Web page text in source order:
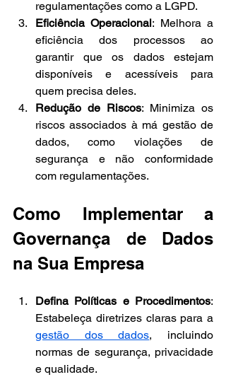
regulamentações como a LGPD.
Eficiência Operacional: Melhora a
eficiência dos processos ao
garantir que os dados estejam
disponíveis e acessíveis para
quem precisa deles.
Redução de Riscos: Minimiza os
riscos associados à má gestão de
dados, como violações de
segurança e não conformidade
com regulamentações.
Como Implementar a
Governança de Dados
na Sua Empresa
Defina Políticas e Procedimentos:
gestão dos dados, incluindo
normas de segurança, privacidade
e qualidade.